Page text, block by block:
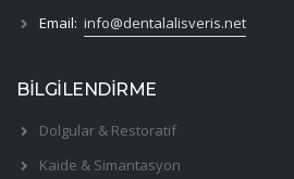
Email: info@dentalalisveris.net
BİLGİLENDİRME
Dolgular & Restoratif
Kaide & Simantasyon